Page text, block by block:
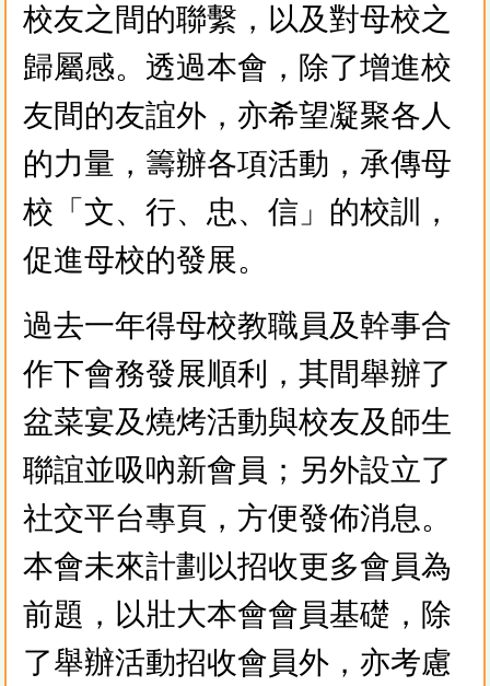
校友之間的聯繫，以及對母校之
歸屬感。透過本會，除了增進校
友間的友誼外，亦希望凝聚各人
的力量，籌辦各項活動，承傳母
校「文、行、忠、信」的校訓，
促進母校的發展。
過去一年得母校教職員及幹事合
作下會務發展順利，其間舉辦了
盆菜宴及燒烤活動與校友及師生
聯誼並吸吶新會員；另外設立了
社交平台專頁，方便發佈消息。
本會未來計劃以招收更多會員為
前題，以壯大本會會員基礎，除
了舉辦活動招收會員外，亦考慮